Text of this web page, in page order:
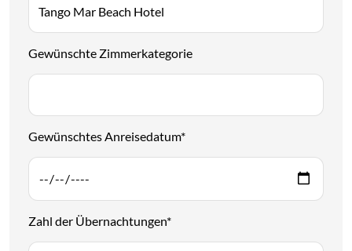
Gewünschte Zimmerkategorie
Gewünschtes Anreisedatum*
Zahl der Übernachtungen*